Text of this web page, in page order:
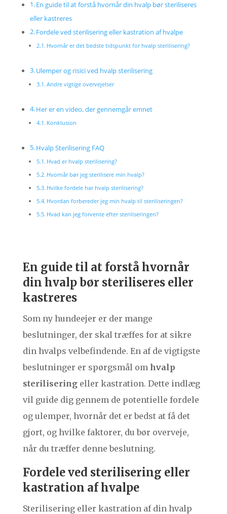
En guide til at forstå hvornår din hvalp bør steriliseres
eller kastreres
Fordele ved sterilisering eller kastration af hvalpe
Hvornår er det bedste tidspunkt for hvalp sterilisering?
Ulemper og risici ved hvalp sterilisering
Andre vigtige overvejelser
Her er en video, der gennemgår emnet
Konklusion
Hvalp Sterilisering FAQ
Hvad er hvalp sterilisering?
Hvornår bør jeg sterilisere min hvalp?
Hvilke fordele har hvalp sterilisering?
Hvordan forbereder jeg min hvalp til steriliseringen?
Hvad kan jeg forvente efter steriliseringen?
En guide til at forstå hvornår
din hvalp bør steriliseres eller
kastreres
Som ny hundeejer er der mange
beslutninger, der skal træffes for at sikre
din hvalps velbefindende. En af de vigtigste
beslutninger er spørgsmål om hvalp
steriliseringeller kastration. Dette indlæg
vil guide dig gennem de potentielle fordele
og ulemper, hvornår det er bedst at få det
gjort, og hvilke faktorer, du bør overveje,
når du træffer denne beslutning.
Fordele ved sterilisering eller
kastration af hvalpe
Sterilisering eller kastration af din hvalp